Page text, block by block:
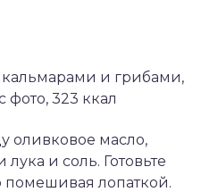
оливковое масло,
и соль. Готовьте
помешивая лопаткой.